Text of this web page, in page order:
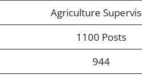
Agriculture
1100 Posts
944